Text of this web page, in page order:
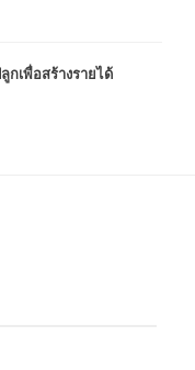
เพื่อสร้างรายได้